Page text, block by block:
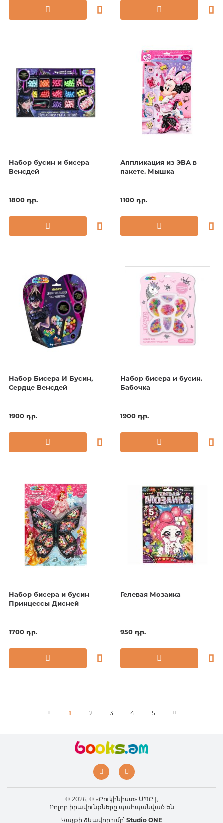
Набор бусин и бисера
Венсдей
1800 դր.
Аппликация из ЭВА в
пакете. Мышка
1100 դր.
Набор Бисера И Бусин,
Сердце Венсдей
1900 դր.
Набор бисера и бусин.
Бабочка
1900 դր.
Набор бисера и бусин
Принцессы Дисней
1700 դր.
Гелевая Мозаика
950 դր.
1 2 3 4 5
© 2026, © «Բուկինիստ» ՍՊԸ |,
Բոլոր իրավունքները պահպանված են
Կայքի ձևավորումը՝ Studio ONE